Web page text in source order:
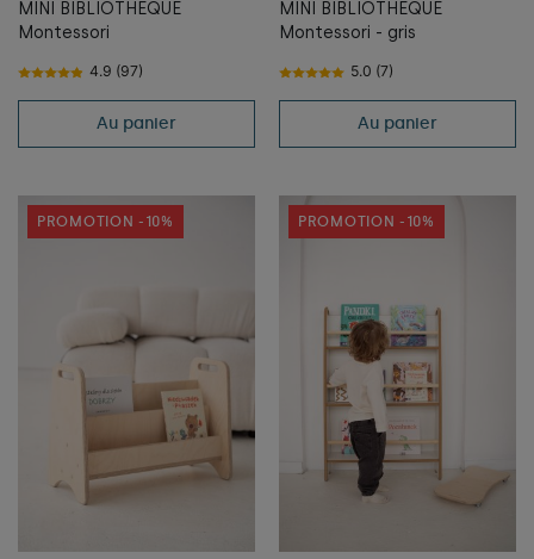
MINI BIBLIOTHÈQUE
Montessori
4.9 (97)
Au panier
MINI BIBLIOTHÈQUE
Montessori - gris
5.0 (7)
Au panier
PROMOTION -10% PROMOTION -10%